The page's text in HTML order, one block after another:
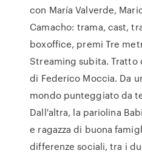
con María Valverde,
Camacho: trama, cast,
boxoffice, premi Tre
Streaming subita. Tratto
di Federico Moccia. Da
mondo punteggiato da
Dall'altra, la pariolina
e ragazza di buona
differenze sociali, tra i